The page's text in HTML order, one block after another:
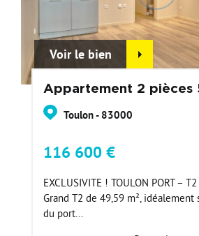
Voir le bien
Appartement 2 pièces
Toulon - 83000
116 600 €
EXCLUSIVITE ! TOULON PORT –
Grand T2 de 49,59 m², idéalement
du port...